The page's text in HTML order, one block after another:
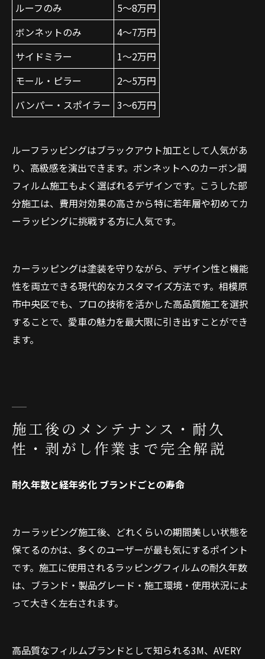
ルーフのみ
5〜8万円
ボンネットのみ
4〜7万円
サイドミラー
1〜2万円
モール・ピラー
2〜5万円
バンパー・スポイラー 3〜6万円
ルーフラッピングはブラックアウト加工として人気があ
り、高級感を演出できます。ボンネットへのカーボン調
フィルム施工もよく選ばれるデザインです。こうした部
分施工は、費用対効果の高さから特に若年層や初めてカ
ーラッピングに挑戦する方に人気です。
カーラッピングは塗装を守りながら、デザイン性と機能
性を両立できる現代的なカスタマイズ方法です。相模原
市中央区でも、プロの技術を活かした高品質施工を選択
することで、愛車の魅力を最大限に引き出すことができ
ます。
施工後のメンテナンス・耐久
性・剥がし作業まで完全解説
耐久年数と経年劣化 ブランドごとの寿命
カーラッピング施工後、どれくらいの期間美しい状態を
保てるのかは、多くのユーザーが最も気にするポイント
です。施工に使用されるラッピングフィルムの耐久年数
は、ブランド・製品グレード・施工環境・使用状況によ
って大きく左右されます。
高品質なフィルムブランドとして知られる3M、AVERY